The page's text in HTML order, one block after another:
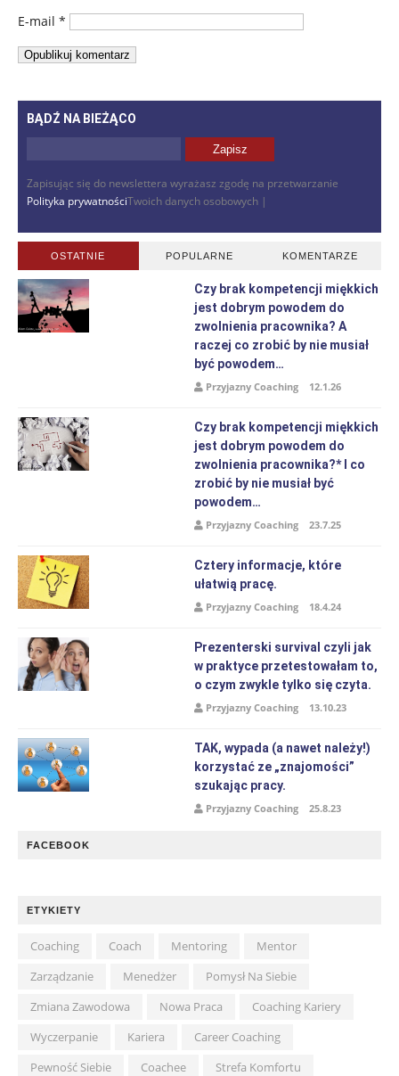
E-mail *
BĄDŹ NA BIEŻĄCO
Zapisując się do newslettera wyrażasz zgodę na przetwarzanie
Twoich danych osobowych |
Polityka prywatności
OSTATNIE POPULARNE KOMENTARZE
Czy brak kompetencji miękkich
jest dobrym powodem do
zwolnienia pracownika? A
raczej co zrobić by nie musiał
być powodem…
Przyjazny Coaching 12.1.26
Czy brak kompetencji miękkich
jest dobrym powodem do
zwolnienia pracownika?* I co
zrobić by nie musiał być
powodem…
Przyjazny Coaching 23.7.25
Cztery informacje, które
ułatwią pracę.
Przyjazny Coaching 18.4.24
Prezenterski survival czyli jak
w praktyce przetestowałam to,
o czym zwykle tylko się czyta.
Przyjazny Coaching 13.10.23
TAK, wypada (a nawet należy!)
korzystać ze „znajomości”
szukając pracy.
Przyjazny Coaching 25.8.23
FACEBOOK
ETYKIETY
Coaching Coach Mentoring
Mentor
Zarządzanie
Menedżer
Pomysł Na Siebie
Zmiana Zawodowa
Nowa Praca
Coaching Kariery
Wyczerpanie
Kariera
Career Coaching
Pewność Siebie
Coachee
Strefa Komfortu